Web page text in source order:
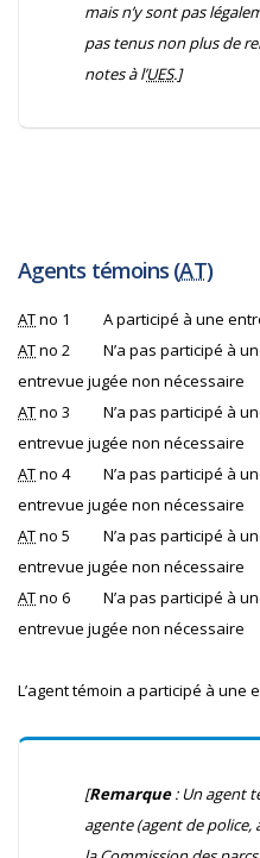
mais n’y sont pas
pas tenus non plus de
notes à l’UES.]
Agents témoins (AT)
ATno 1
A participé à une
ATno 2
N’a pas participé à
entrevue jugée non nécessaire
ATno 3
N’a pas participé à
entrevue jugée non nécessaire
ATno 4
N’a pas participé à
entrevue jugée non nécessaire
ATno 5
N’a pas participé à
entrevue jugée non nécessaire
ATno 6
N’a pas participé à
entrevue jugée non nécessaire
L’agent témoin a participé à une
[Remarque: Un agent
agente (agent de